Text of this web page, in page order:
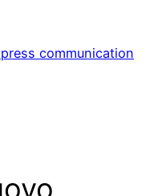
communication